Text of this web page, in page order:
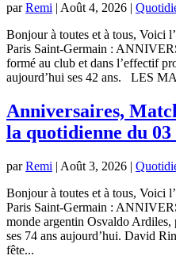
parRemi | Août 4, 2026 |
Bonjour à toutes et à tous, Voici
Paris Saint-Germain :
formé au club et dans l’effectif
aujourd’hui ses 42 ans. LES
Anniversaires,
la quotidienne du 03
parRemi | Août 3, 2026 |
Bonjour à toutes et à tous, Voici
Paris Saint-Germain :
monde argentin Osvaldo Ardiles,
ses 74 ans aujourd’hui. David
fête...